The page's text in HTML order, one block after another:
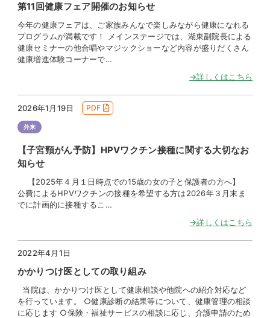
第11回健康フェア開催のお知らせ
今年の健康フェアは、ご家族みんなで楽しみながら健康になれる
プログラムが満載です！ メインステージでは、湖東副院長による
健康セミナーの他合唱やマジックショーなど内容が盛りだくさん
健康増進体験コーナーで…
→詳しくはこちら
2026年1月19日 PDF
外来
【子宮頸がん予防】HPVワクチン接種に関する大切なお
知らせ
【2025年４月１日時点での15歳の女の子と保護者の方へ】
公費によるHPVワクチンの接種を希望する方は2026年３月末ま
でに計画的に接種するこ…
→詳しくはこちら
2022年4月1日
かかりつけ医としての取り組み
当院は、かかりつけ医として健康相談や他院への紹介対応など
を行っています。 ○健康診断の結果等について、健康管理の相談
に応じます ○保険・福祉サービスの相談に応じ、介護申請のため